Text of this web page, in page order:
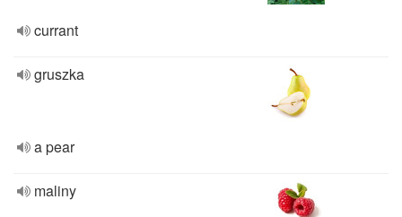
currant
gruszka
a pear
maliny